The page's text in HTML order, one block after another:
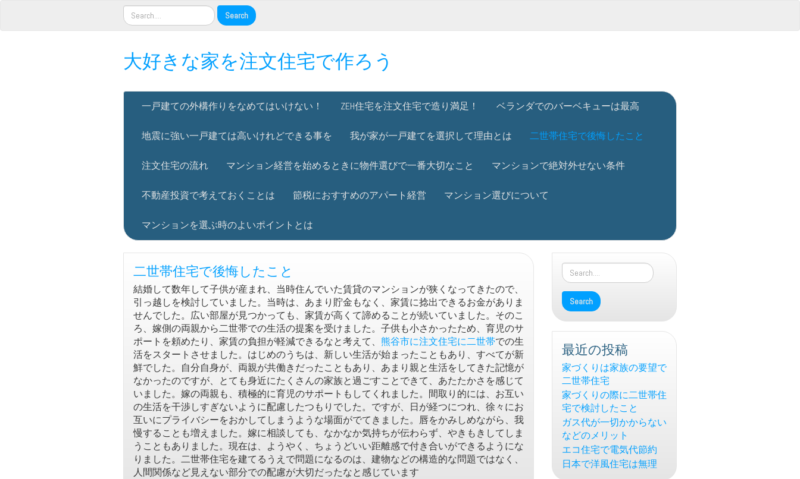
大好きな家を注文住宅で作ろう
一戸建ての外構作りをなめてはいけない！ ZEH住宅を注文住宅で造り満足！ ベランダでのバーベキューは最高
地震に強い一戸建ては高いけれどできる事を 我が家が一戸建てを選択して理由とは 二世帯住宅で後悔したこと
注文住宅の流れ マンション経営を始めるときに物件選びで一番大切なこと マンションで絶対外せない条件
不動産投資で考えておくことは 節税におすすめのアパート経営 マンション選びについて
マンションを選ぶ時のよいポイントとは
二世帯住宅で後悔したこと
結婚して数年して子供が産まれ、当時住んでいた賃貸のマンションが狭くなってきたので、
引っ越しを検討していました。当時は、あまり貯金もなく、家賃に捻出できるお金がありま
せんでした。広い部屋が見つかっても、家賃が高くて諦めることが続いていました。そのこ
ろ、嫁側の両親から二世帯での生活の提案を受けました。子供も小さかったため、育児のサ
ポートを頼めたり、家賃の負担が軽減できるなと考えて、 熊谷市に注文住宅に二世帯での生
活をスタートさせました。はじめのうちは、新しい生活が始まったこともあり、すべてが新
鮮でした。自分自身が、両親が共働きだったこともあり、あまり親と生活をしてきた記憶が
なかったのですが、とても身近にたくさんの家族と過ごすことできて、あたたかさを感じて
いました。嫁の両親も、積極的に育児のサポートもしてくれました。間取り的には、お互い
の生活を干渉しすぎないように配慮したつもりでした。ですが、日が経つにつれ、徐々にお
互いにプライバシーをおかしてしまうような場面がでてきました。唇をかみしめながら、我
慢することも増えました。嫁に相談しても、なかなか気持ちが伝わらず、やきもきしてしま
うこともありました。現在は、ようやく、ちょうどいい距離感で付き合いができるようにな
りました。二世帯住宅を建てるうえで問題になるのは、建物などの構造的な問題ではなく、
人間関係など見えない部分での配慮が大切だったなと感じています
最近の投稿
家づくりは家族の要望で
二世帯住宅
家づくりの際に二世帯住
宅で検討したこと
ガス代が一切かからない
などのメリット
エコ住宅で電気代節約
日本で洋風住宅は無理